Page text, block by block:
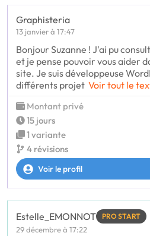
Graphisteria
13 janvier à 17:47
Bonjour Suzanne ! J'ai pu
et je pense pouvoir vous aider
site. Je suis développeuse
différents projet Voir tout le
Montant privé
15 jours
1 variante
4 révisions
Voir le profil
Estelle_EMONNOT PRO START
29 décembre à 17:22